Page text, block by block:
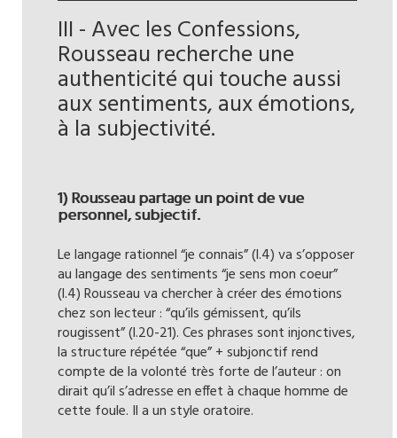
III - Avec les Confessions,
Rousseau recherche une
authenticité qui touche aussi
aux sentiments, aux émotions,
à la subjectivité.
1) Rousseau partage un point de vue
personnel, subjectif.
Le langage rationnel “je connais” (l.4) va s’opposer
au langage des sentiments “je sens mon coeur”
(l.4) Rousseau va chercher à créer des émotions
chez son lecteur : “qu’ils gémissent, qu’ils
rougissent” (l.20-21). Ces phrases sont injonctives,
la structure répétée “que” + subjonctif rend
compte de la volonté très forte de l’auteur : on
dirait qu’il s’adresse en effet à chaque homme de
cette foule. Il a un style oratoire.